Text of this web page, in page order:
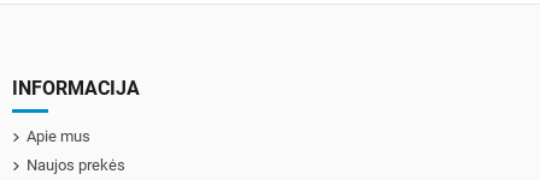
INFORMACIJA
Apie mus
Naujos prekės